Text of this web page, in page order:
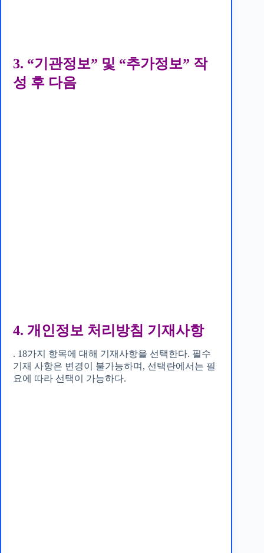
3. “기관정보” 및 “추가정보” 작
성 후 다음
4. 개인정보 처리방침 기재사항
. 18가지 항목에 대해 기재사항을 선택한다. 필수
기재 사항은 변경이 불가능하며, 선택란에서는 필
요에 따라 선택이 가능하다.